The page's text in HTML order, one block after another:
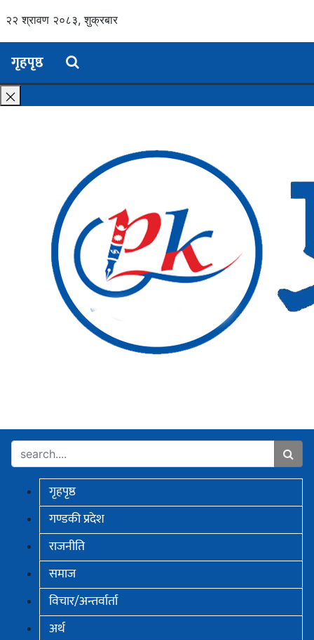
२२ श्रावण २०८३, शुक्रबार
गृहपृष्ठ
गृहपृष्ठ
गण्डकी प्रदेश
राजनीति
समाज
विचार/अन्तर्वार्ता
अर्थ